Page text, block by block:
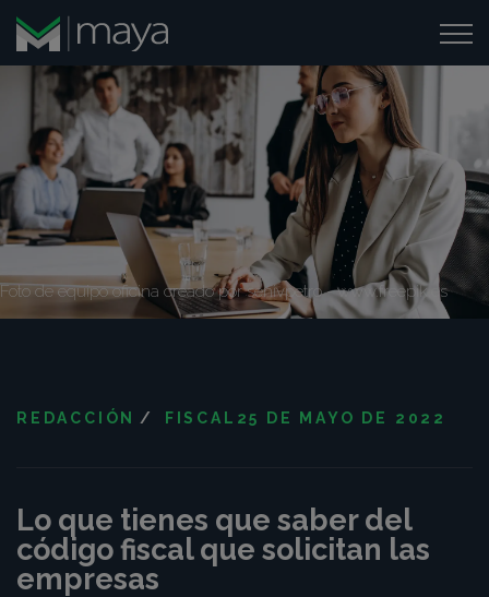
Foto de equipo oficina creado por senivpetro - www.freepik.es
REDACCIÓN / FISCAL 25 DE MAYO DE 2022
Lo que tienes que saber del
código fiscal que solicitan las
empresas